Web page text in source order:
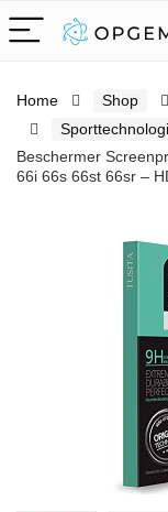
Home Shop
Beschermer
66i 66s 66st 66sr –